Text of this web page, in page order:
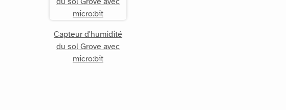
Capteur d'humidité
du sol Grove avec
micro:bit